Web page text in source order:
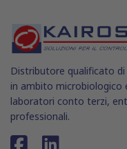
Distributore qualificato
in ambito microbiologico
laboratori conto terzi,
professionali.